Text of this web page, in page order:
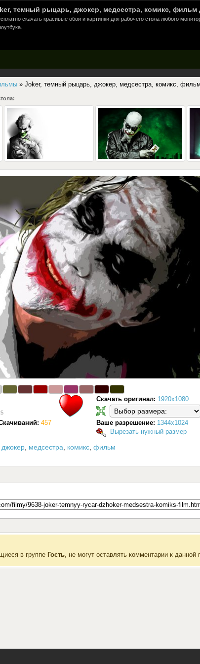
темный рыцарь, джокер, медсестра, комикс, фильм
скачать красивые обои и картинки для рабочего стола любого
» Joker, темный рыцарь, джокер, медсестра, комикс, фильм
джокер медсестра комикс фильм
457
Скачать оригинал: 1920x1080
Ваше разрешение: 1344x1024
Вырезать нужный размер
в группе Гость, не могут оставлять комментарии к данной